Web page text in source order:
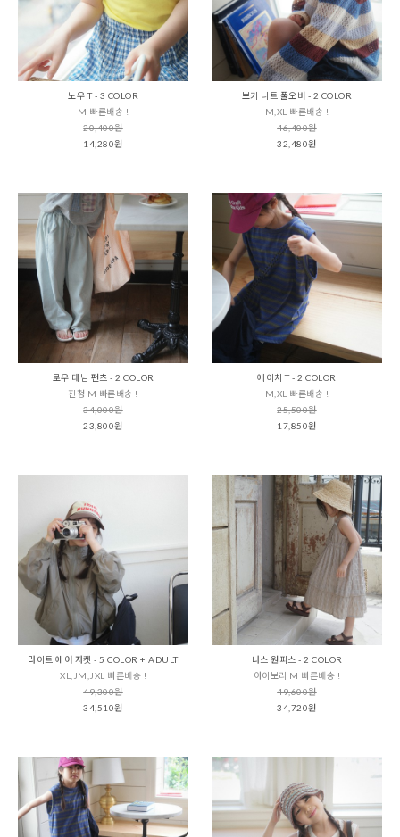
노우 T - 3 COLOR
M 빠른배송 !
20,400원
14,280원
보키 니트 풀오버 - 2 COLOR
M,XL 빠른배송 !
46,400원
32,480원
로우 데님 팬츠 - 2 COLOR
진청 M 빠른배송 !
34,000원
23,800원
에이치 T - 2 COLOR
M,XL 빠른배송 !
25,500원
17,850원
라이트 에어 자켓 - 5 COLOR + ADULT
XL,JM,JXL 빠른배송 !
49,300원
34,510원
나스 원피스 - 2 COLOR
아이보리 M 빠른배송 !
49,600원
34,720원